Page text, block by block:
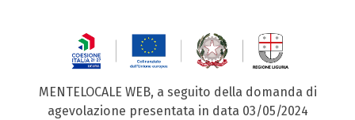
MENTELOCALE WEB, a seguito della domanda di
agevolazione presentata in data 03/05/2024